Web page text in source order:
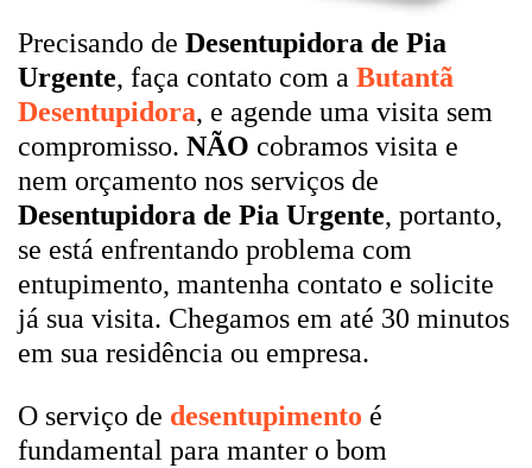
Precisando de Desentupidora de Pia
Urgente, faça contato com a Butantã
Desentupidora, e agende uma visita sem
compromisso. NÃO cobramos visita e
nem orçamento nos serviços de
Desentupidora de Pia Urgente, portanto,
se está enfrentando problema com
entupimento, mantenha contato e solicite
já sua visita. Chegamos em até 30 minutos
em sua residência ou empresa.
O serviço de desentupimento é
fundamental para manter o bom